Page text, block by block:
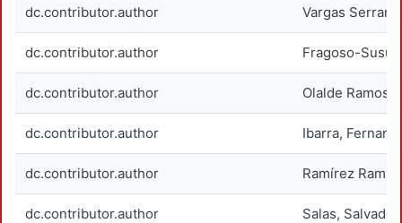
dc.contributor.author Vargas
dc.contributor.author Fragoso-
dc.contributor.author Olalde Ramos,
dc.contributor.author Ibarra,
dc.contributor.author Ramírez
dc.contributor.author Salas, Salvador